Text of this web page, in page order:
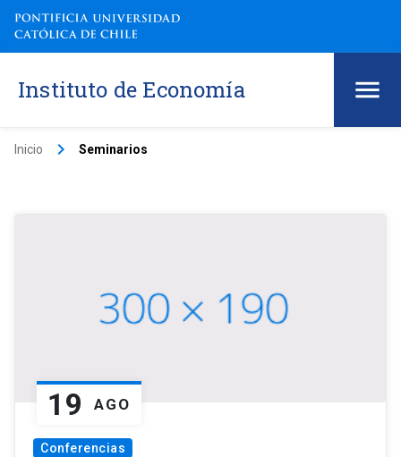
Instituto de Economía
Inicio keyboard_arrow_right Seminarios
19 AGO
Conferencias